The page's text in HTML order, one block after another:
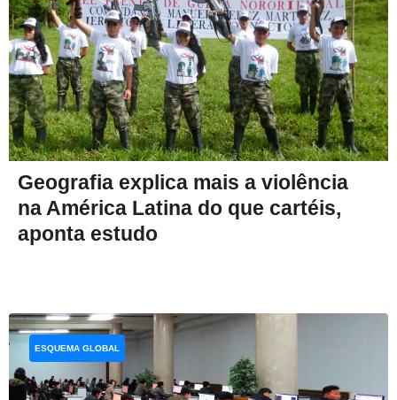
Geografia explica mais a violência
na América Latina do que cartéis,
aponta estudo
ESQUEMA GLOBAL